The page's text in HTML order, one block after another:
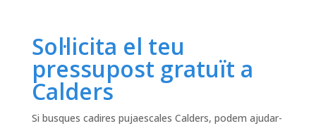
Sol·licita el teu
pressupost gratuït a
Calders
Si busques cadires pujaescales Calders, podem ajudar-